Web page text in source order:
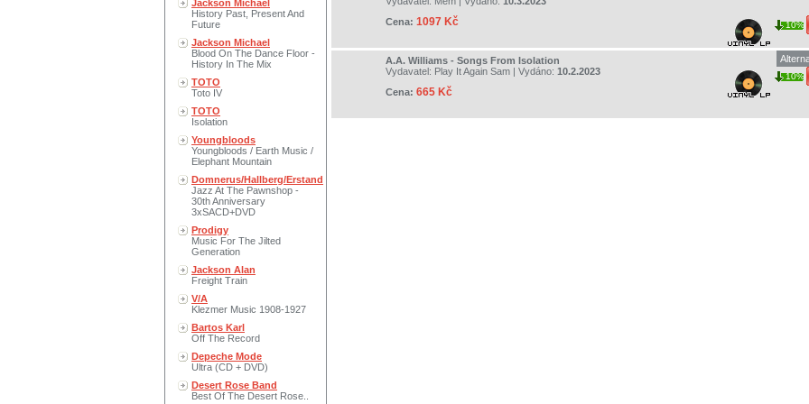
Jackson Michael
History Past, Present And
Future
Jackson Michael
Blood On The Dance Floor -
History In The Mix
TOTO
Toto IV
TOTO
Isolation
Youngbloods
Youngbloods / Earth Music /
Elephant Mountain
Domnerus/Hallberg/Erstand
Jazz At The Pawnshop -
30th Anniversary
3xSACD+DVD
Prodigy
Music For The Jilted
Generation
Jackson Alan
Freight Train
V/A
Klezmer Music 1908-1927
Bartos Karl
Off The Record
Depeche Mode
Ultra (CD + DVD)
Desert Rose Band
Best Of The Desert Rose..
Cena: 1097 Kč 10%
A.A. Williams - Songs From Isolation
Vydavatel: Play It Again Sam | Vydáno: 10.2.2023
Cena: 665 Kč
10%